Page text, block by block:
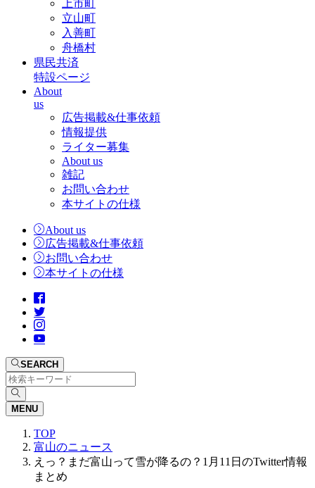
上市町
立山町
入善町
舟橋村
県民共済
特設ページ
About
us
広告掲載&仕事依頼
情報提供
ライター募集
About us
雑記
お問い合わせ
本サイトの仕様
About us
広告掲載&仕事依頼
お問い合わせ
本サイトの仕様
SEARCH
MENU
TOP
富山のニュース
えっ？まだ富山って雪が降るの？1月11日のTwitter情報
まとめ